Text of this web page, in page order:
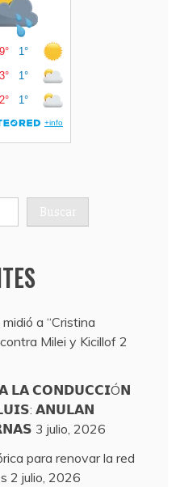
Buscar
a “Cristina
Milei y Kicillof 2
𝗟𝗔 𝗖𝗢𝗡𝗗𝗨𝗖𝗖𝗜Ó𝗡
𝗔𝗡𝗨𝗟𝗔𝗡
3 julio, 2026
para renovar la red
2 julio, 2026